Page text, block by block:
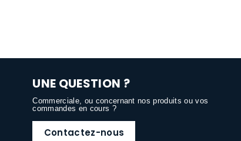
UNE QUESTION ?
Commerciale, ou concernant nos produits ou vos
commandes en cours ?
Contactez-nous